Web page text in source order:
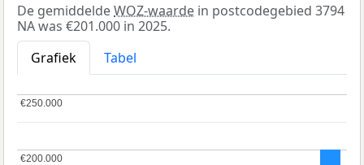
De gemiddeldeWOZ-waarde in postcodegebied 3794
NA was €201.000 in 2025.
Grafiek
Tabel
€200.000
€200.000
€250.000
€250.000